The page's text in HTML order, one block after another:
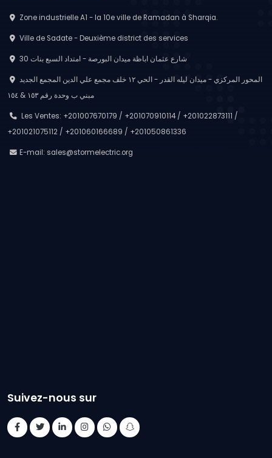
Zone industrielle A1 - la 10e ville de Ramadan à Sharqia.
Ville de Sadate - Deuxième district des services
30 شارع عثمان اباظة ميدان البورصة - امتداد السبع بنات
مبني ب وحدة رقم ١٥٣ & ١٥٤
Les Ventes: +201007670179 / +201070910114 / +201022873111 /
+201021075112 / +201060166689 / +201050861336
E-mail: sales@stormelectric.org
Suivez-nous sur